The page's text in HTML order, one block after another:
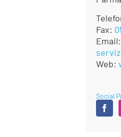
Fax:
Email:
Web:
Social